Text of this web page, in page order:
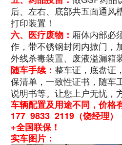
后、左右、底部共五面通风
打印装置！
六、医疗废物： 厢体内部必
作，带不锈钢封闭内掀门，
外线杀毒装置、废液溢漏箱
随车手续：整车证，底盘证
保清单，一致性证书，随车
说明书等。让您上户无忧，
车辆配置及用途不同，价格
177 9833 2119（饶经理）
+全国联保！
实车图片：